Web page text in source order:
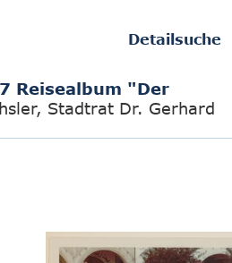
Detailsuche
Reisealbum "Der
Stadtrat Dr. Gerhard